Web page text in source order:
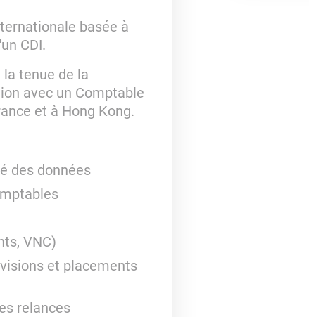
basée à
CDI.
tenue de la
avec un Comptable
et à Hong Kong.
des données
VNC)
et placements
relances